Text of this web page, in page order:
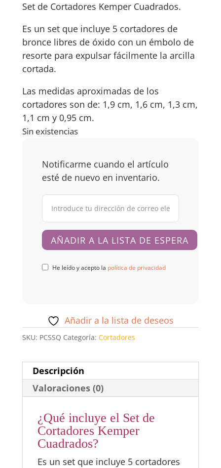
Set de Cortadores Kemper Cuadrados.
Es un set que incluye 5 cortadores de
bronce libres de óxido con un émbolo de
resorte para expulsar fácilmente la arcilla
cortada.
Las medidas aproximadas de los
cortadores son de: 1,9 cm, 1,6 cm, 1,3 cm,
1,1 cm y 0,95 cm.
Sin existencias
Notificarme cuando el artículo
esté de nuevo en inventario.
He leído y acepto la política de privacidad
Añadir a la lista de deseos
SKU: PCSSQ Categoría: Cortadores
Descripción
Valoraciones (0)
¿Qué incluye el Set de
Cortadores Kemper
Cuadrados?
Es un set que incluye 5 cortadores